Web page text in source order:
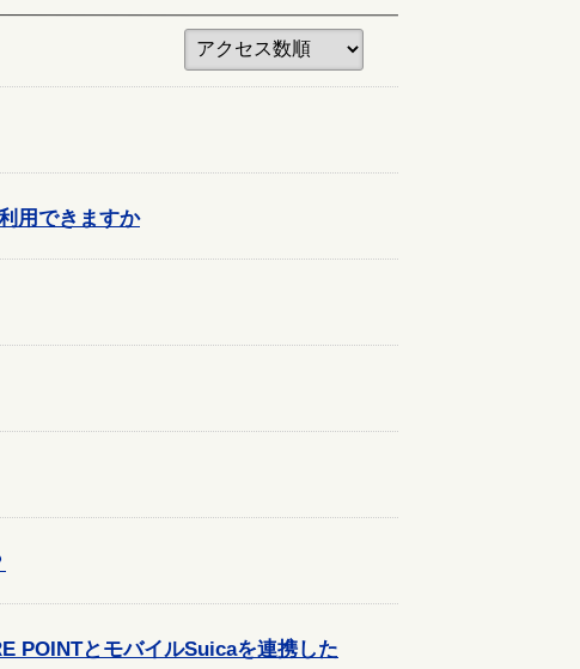
用できますか
POINTとモバイルSuicaを連携した